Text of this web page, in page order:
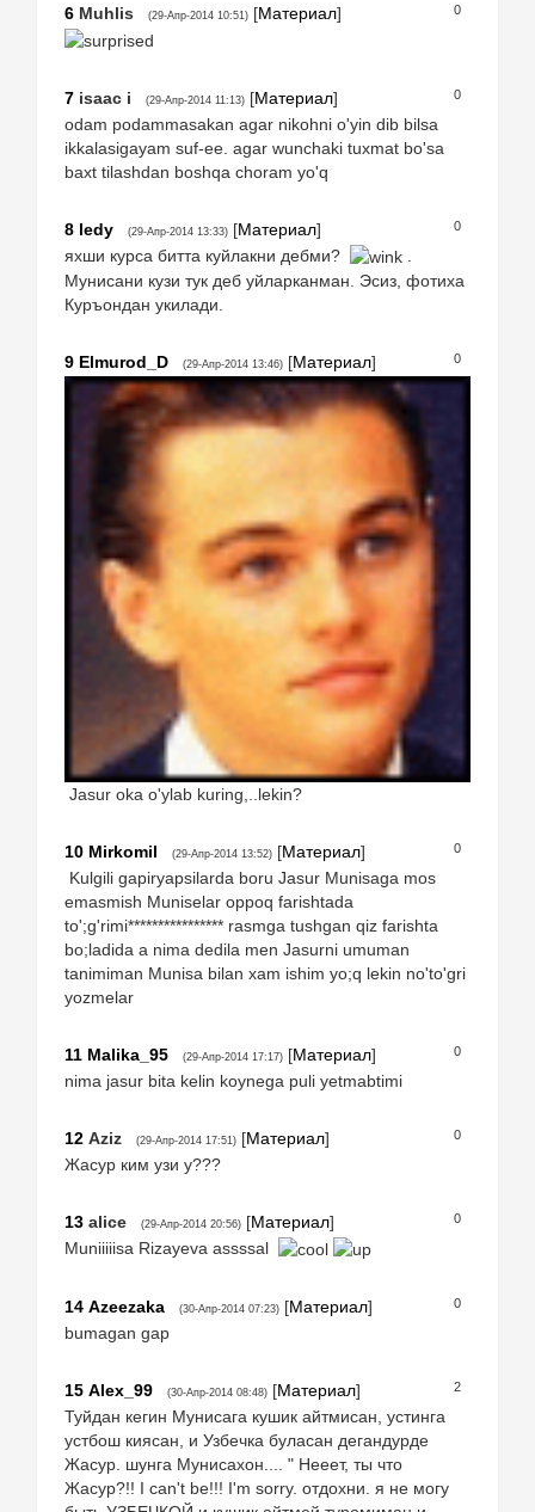
0
6 Muhlis (29-Апр-2014 10:51) [Материал]
0
7 isaac i (29-Апр-2014 11:13) [Материал]
odam podammasakan agar nikohni o'yin dib bilsa
ikkalasigayam suf-ee. agar wunchaki tuxmat bo'sa
baxt tilashdan boshqa choram yo'q
0
8 ledy (29-Апр-2014 13:33) [Материал]
яхши курса битта куйлакни дебми?
Мунисани кузи тук деб уйларканман. Эсиз, фотиха
Куръондан укилади.
0
9 Elmurod_D (29-Апр-2014 13:46) [Материал]
Jasur oka o'ylab kuring,..lekin?
0
10 Mirkomil (29-Апр-2014 13:52) [Материал]
Kulgili gapiryapsilarda boru Jasur Munisaga mos
emasmish Muniselar oppoq farishtada
to';g'rimi**************** rasmga tushgan qiz farishta
bo;ladida a nima dedila men Jasurni umuman
tanimiman Munisa bilan xam ishim yo;q lekin no'to'gri
yozmelar
0
11 Malika_95 (29-Апр-2014 17:17) [Материал]
nima jasur bita kelin koynega puli yetmabtimi
0
12 Aziz (29-Апр-2014 17:51) [Материал]
Жасур ким узи у???
0
13 alice (29-Апр-2014 20:56) [Материал]
Muniiiiisa Rizayeva assssal
0
14 Azeezaka (30-Апр-2014 07:23) [Материал]
bumagan gap
2
15 Alex_99 (30-Апр-2014 08:48) [Материал]
Туйдан кегин Мунисага кушик айтмисан, устинга
устбош киясан, и Узбечка буласан дегандурде
Жасур. шунга Мунисахон.... " Нееет, ты что
Жасур?!! I can't be!!! I'm sorry. отдохни. я не могу